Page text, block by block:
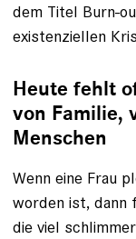
dem Titel Burn-
existenziellen
Heute fehlt
von Familie,
Menschen
Wenn eine Frau
worden ist,
die viel